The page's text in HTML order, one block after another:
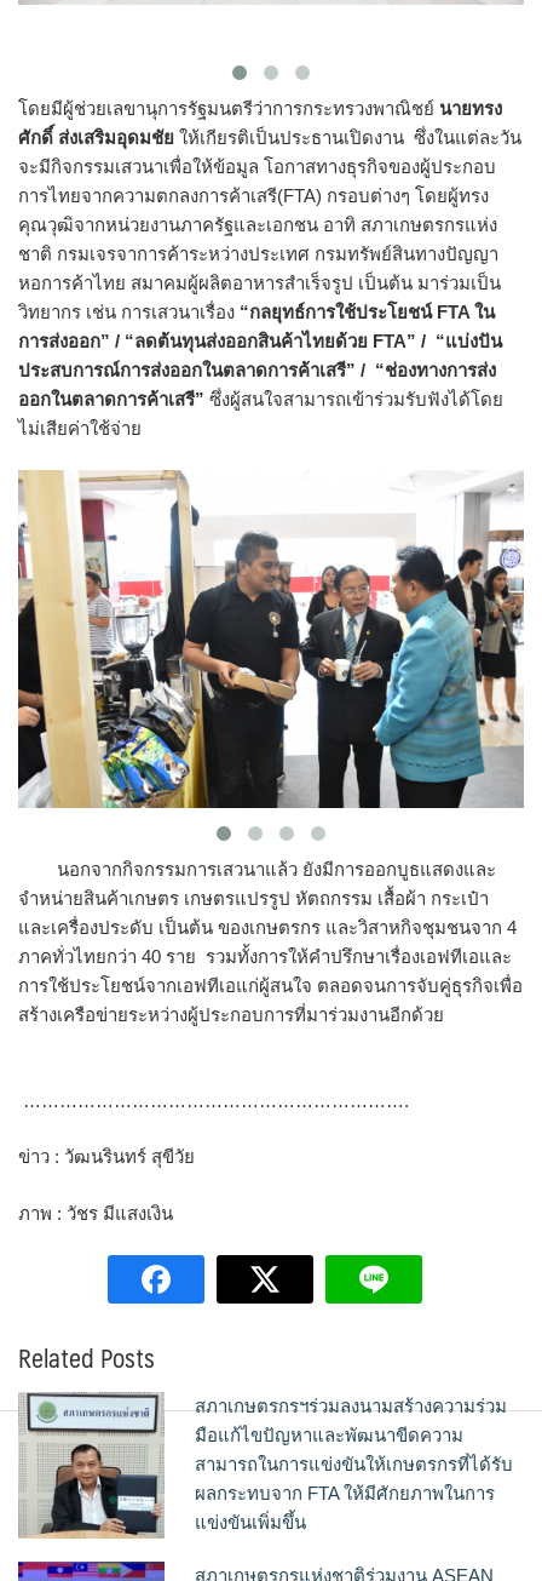
โดยมีผู้ช่วยเลขานุการรัฐมนตรีว่าการกระทรวงพาณิชย์ นายทรง
ศักดิ์ ส่งเสริมอุดมชัย ให้เกียรติเป็นประธานเปิดงาน ซึ่งในแต่ละวัน
จะมีกิจกรรมเสวนาเพื่อให้ข้อมูล โอกาสทางธุรกิจของผู้ประกอบ
การไทยจากความตกลงการค้าเสรี(FTA) กรอบต่างๆ โดยผู้ทรง
คุณวุฒิจากหน่วยงานภาครัฐและเอกชน อาทิ สภาเกษตรกรแห่ง
ชาติ กรมเจรจาการค้าระหว่างประเทศ กรมทรัพย์สินทางปัญญา
หอการค้าไทย สมาคมผู้ผลิตอาหารสำเร็จรูป เป็นต้น มาร่วมเป็น
วิทยากร เช่น การเสวนาเรื่อง “กลยุทธ์การใช้ประโยชน์ FTA ใน
การส่งออก” / “ลดต้นทุนส่งออกสินค้าไทยด้วย FTA” / “แบ่งปัน
ประสบการณ์​การส่งออกในตลาดการค้าเสรี” / “ช่องทางการส่ง
ออกในตลาดการค้าเสรี” ซึ่งผู้สนใจสามารถเข้าร่วมรับฟังได้โดย
ไม่เสียค่าใช้จ่าย
นอกจากกิจกรรมการเสวนาแล้ว ยังมีการออกบูธแสดงและ
จำหน่ายสินค้าเกษตร เกษตรแปรรูป หัตถกรรม เสื้อผ้า กระเป๋า
และเครื่องประดับ เป็นต้น ของเกษตรกร และวิสาหกิจชุมชนจาก 4
ภาคทั่วไทยกว่า 40 ราย รวมทั้งการให้คำปรึกษาเรื่องเอฟทีเอและ
การใช้ประโยชน์จากเอฟทีเอแก่ผู้สนใจ ตลอดจนการจับคู่ธุรกิจเพื่อ
สร้างเครือข่ายระหว่างผู้ประกอบการที่มาร่วมงานอีกด้วย
……………………………………………………….
ข่าว : วัฒนรินทร์ สุขีวัย
ภาพ : วัชร มีแสงเงิน
Related Posts
สภาเกษตรกรฯร่วมลงนามสร้างความร่วม
มือแก้ไขปัญหาและพัฒนาขีดความ
สามารถในการแข่งขันให้เกษตรกรที่ได้รับ
ผลกระทบจาก FTA ให้มีศักยภาพในการ
แข่งขันเพิ่มขึ้น
สภาเกษตรกรแห่งชาติร่วมงาน ASEAN